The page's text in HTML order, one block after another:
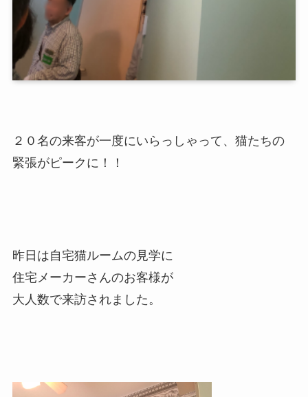
２０名の来客が一度にいらっしゃって、猫たちの
緊張がピークに！！
昨日は自宅猫ルームの見学に
住宅メーカーさんのお客様が
大人数で来訪されました。